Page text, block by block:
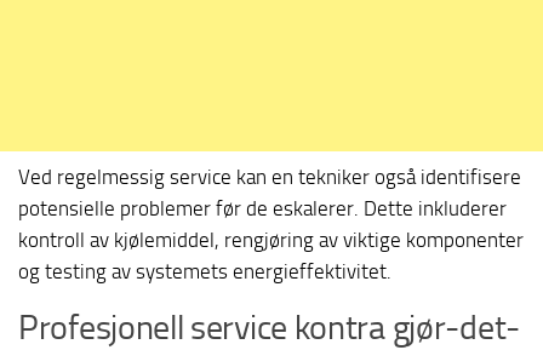
Ved regelmessig service kan en tekniker også identifisere
potensielle problemer før de eskalerer. Dette inkluderer
kontroll av kjølemiddel, rengjøring av viktige komponenter
og testing av systemets energieffektivitet.
Profesjonell service kontra gjør-det-